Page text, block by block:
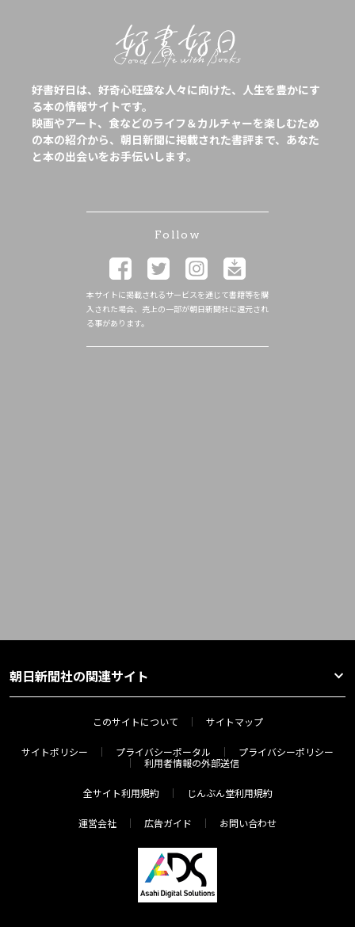
好書好日は、好奇心旺盛な人々に向けた、人生を豊かにす
る本の情報サイトです。
映画やアート、食などのライフ＆カルチャーを楽しむため
の本の紹介から、朝日新聞に掲載された書評まで、あなた
と本の出会いをお手伝いします。
Follow
本サイトに掲載されるサービスを通じて書籍等を購
入された場合、売上の一部が朝日新聞社に還元され
る事があります。
朝日新聞社の関連サイト
このサイトについて サイトマップ
サイトポリシー プライバシーポータル
プライバシーポリシー
利用者情報の外部送信
全サイト利用規約 じんぶん堂利用規約
運営会社 広告ガイド お問い合わせ